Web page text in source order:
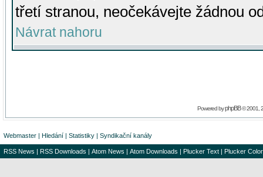
třetí stranou, neočekávejte žádnou
Návrat nahoru
Powered byphpBB© 2001,
Webmaster | Hledání | Statistiky | Syndikační kanály
RSS News | RSS Downloads | Atom News | Atom Downloads | Plucker Text | Plucker Color